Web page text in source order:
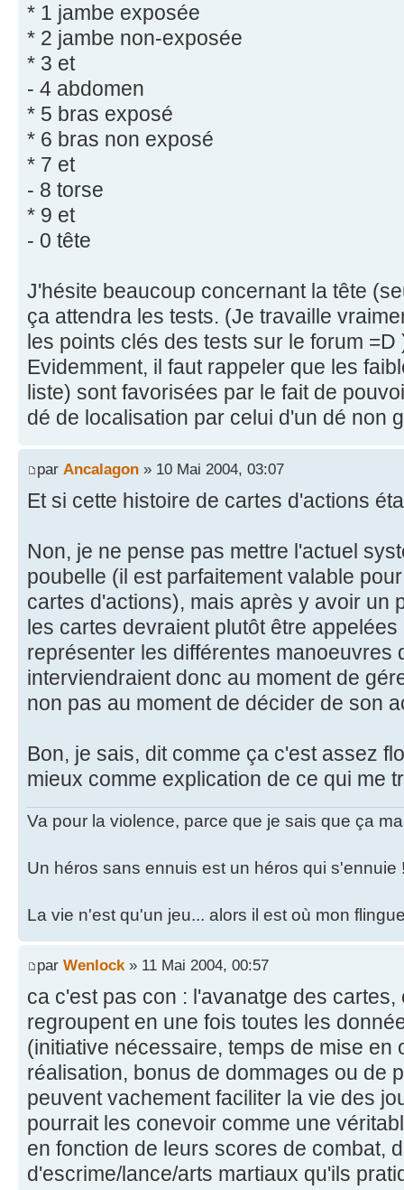
* 1 jambe exposée
* 2 jambe non-exposée
* 3 et
- 4 abdomen
* 5 bras exposé
* 6 bras non exposé
* 7 et
- 8 torse
* 9 et
- 0 tête
J'hésite beaucoup concernant la tête
ça attendra les tests. (Je travaille
les points clés des tests sur le forum =D
Evidemment, il faut rappeler que les
liste) sont favorisées par le fait de
dé de localisation par celui d'un dé non
par Ancalagon » 10 Mai 2004, 03:07
Et si cette histoire de cartes d'actions
Non, je ne pense pas mettre l'actuel
poubelle (il est parfaitement valable
cartes d'actions), mais après y avoir un
les cartes devraient plutôt être
représenter les différentes manoeuvres
interviendraient donc au moment de
non pas au moment de décider de son
Bon, je sais, dit comme ça c'est assez
mieux comme explication de ce qui me
Va pour la violence, parce que je sais que ça
Un héros sans ennuis est un héros qui s'ennuie
La vie n'est qu'un jeu... alors il est où mon
par Wenlock » 11 Mai 2004, 00:57
ca c'est pas con : l'avanatge des cartes,
regroupent en une fois toutes les
(initiative nécessaire, temps de mise en
réalisation, bonus de dommages ou de
peuvent vachement faciliter la vie des
pourrait les conevoir comme une
en fonction de leurs scores de combat,
d'escrime/lance/arts martiaux qu'ils